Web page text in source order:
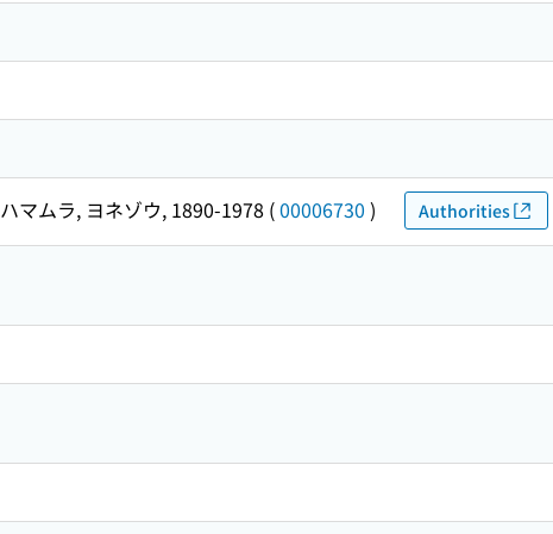
ハマムラ, ヨネゾウ, 1890-1978 (00006730 ) Authorities